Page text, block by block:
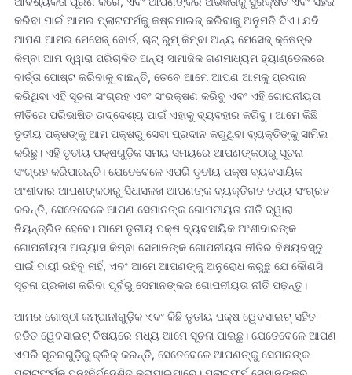
କରିବା ପାଇଁ ଆମର ପ୍ଲାଟଫର୍ମକୁ କଷ୍ଟମାଇଜ୍ କରିବାକୁ ଅନୁମତି ଦିଏ। ଯଦି
ଆପଣ ଆମର ମେସେଜ୍ ବୋର୍ଡ, ଚାଟ୍ ରୁମ୍ କିମ୍ବା ଅନ୍ୟ ମେସେଜ୍ କ୍ଷେତ୍ର
କିମ୍ବା ଆମ ଦ୍ୱାରା ପରିଚାଳିତ ଅନ୍ୟ ସାମାଜିକ ଗଣମାଧ୍ୟମ ହ୍ୟାଣ୍ଡେଲରେ
ବାର୍ତ୍ତା ପୋଷ୍ଟ କରିବାକୁ ବାଛନ୍ତି, ତେବେ ଆମେ ଆପଣ ଆମକୁ ପ୍ରଦାନ
କରିଥିବା ଏହି ସୂଚନା ସଂଗ୍ରହ ଏବଂ ସଂରକ୍ଷଣ କରିବୁ ଏବଂ ଏହି ଗୋପନୀୟତା
ନୀତିରେ ପରିଭାଷିତ ଉଦ୍ଦେଶ୍ୟ ପାଇଁ ଏହାକୁ ବ୍ୟବହାର କରିବୁ। ଆମେ କିଛି
ତୃତୀୟ ପକ୍ଷଙ୍କୁ ଆମ ପକ୍ଷରୁ ସେବା ପ୍ରଦାନ କରୁଥିବା ବ୍ୟକ୍ତିଙ୍କୁ ସାମିଲ
କରିଛୁ। ଏହି ତୃତୀୟ ପକ୍ଷଗୁଡ଼ିକ ସମୟ ସମୟରେ ଆପଣଙ୍କଠାରୁ ସୂଚନା
ସଂଗ୍ରହ କରିପାରନ୍ତି। ଯେତେବେଳେ ଏପରି ତୃତୀୟ ପକ୍ଷ ବ୍ୟବସାୟିକ
ଅଂଶୀଦାର ଆପଣଙ୍କଠାରୁ ସିଧାସଳଖ ଆପଣଙ୍କ ବ୍ୟକ୍ତିଗତ ତଥ୍ୟ ସଂଗ୍ରହ
କରନ୍ତି, ସେତେବେଳେ ଆପଣ ସେମାନଙ୍କ ଗୋପନୀୟତା ନୀତି ଦ୍ୱାରା
ନିୟନ୍ତ୍ରିତ ହେବେ। ଆମେ ତୃତୀୟ ପକ୍ଷ ବ୍ୟବସାୟିକ ଅଂଶୀଦାରଙ୍କ
ଗୋପନୀୟତା ଅଭ୍ୟାସ କିମ୍ବା ସେମାନଙ୍କ ଗୋପନୀୟତା ନୀତିର ବିଷୟବସ୍ତୁ
ପାଇଁ ଦାୟୀ ରହିବୁ ନାହିଁ, ଏବଂ ଆମେ ଆପଣଙ୍କୁ ଅନୁରୋଧ କରୁଛୁ ଯେ କୌଣସି
ସୂଚନା ପ୍ରକାଶ କରିବା ପୂର୍ବରୁ ସେମାନଙ୍କର ଗୋପନୀୟତା ନୀତି ପଢ଼ନ୍ତୁ।
ଆମର ଗୋଷ୍ଠୀ କମ୍ପାନୀଗୁଡ଼ିକ ଏବଂ କିଛି ତୃତୀୟ ପକ୍ଷ ୱେବସାଇଟ୍ ସହିତ
ଜଡିତ ୱେବସାଇଟ୍ ବିଷୟରେ ମଧ୍ୟ ଆମେ ସୂଚନା ପାଇଛୁ। ଯେତେବେଳେ ଆପଣ
ଏପରି ସୂଚନାଗୁଡ଼ିକୁ କ୍ଲିକ୍ କରନ୍ତି, ସେତେବେଳେ ଆପଣଙ୍କୁ ସେମାନଙ୍କ